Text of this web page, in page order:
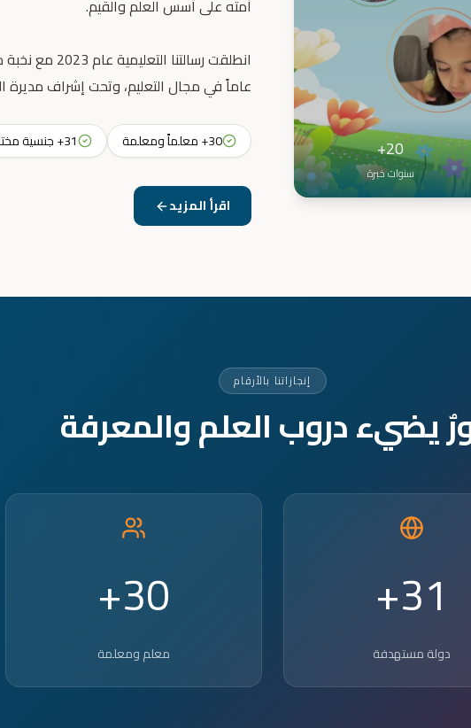
20+
سنوات خبرة
عاماً في مجال التعليم، وتحت إشراف مديرة
30+ معلماً ومعلمة 31+ جنسية مختلفة
اقرأ المزيد
إنجازاتنا بالأرقام
يضيء دروب العلم والمعرفة
31+
دولة مستهدفة
30+
معلم ومعلمة